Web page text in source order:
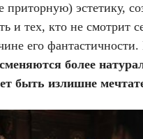
эстетику,
и тех, кто не смотрит
его
более
быть излишне